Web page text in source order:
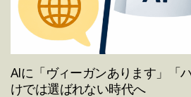
AIに「ヴィーガンあります」「
けでは選ばれない時代へ